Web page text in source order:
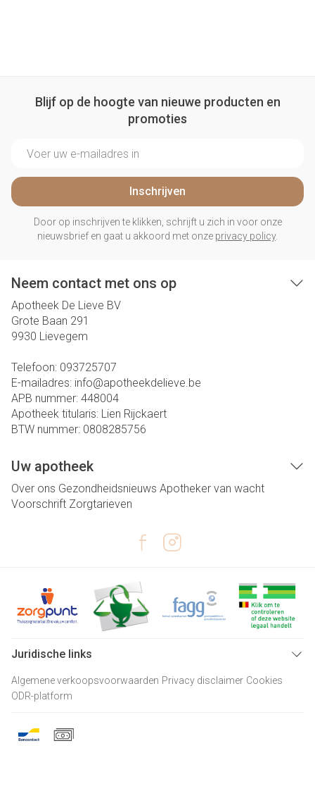
Blijf op de hoogte van nieuwe producten en
promoties
Inschrijven
Door op inschrijven te klikken, schrijft u zich in voor onze
nieuwsbrief en gaat u akkoord met onze privacy policy.
Neem contact met ons op
Apotheek De Lieve BV
Grote Baan 291
9930 Lievegem
Telefoon: 093725707
E-mailadres: info@apotheekdelieve.be
APB nummer: 448004
Apotheek titularis: Lien Rijckaert
BTW nummer: 0808285756
Uw apotheek
Over ons Gezondheidsnieuws Apotheker van wacht
Voorschrift Zorgtarieven
Juridische links
Algemene verkoopsvoorwaarden Privacy disclaimer Cookies
ODR-platform